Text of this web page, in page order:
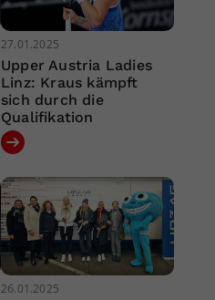
27.01.2025
Upper Austria Ladies
Linz: Kraus kämpft
sich durch die
Qualifikation
26.01.2025